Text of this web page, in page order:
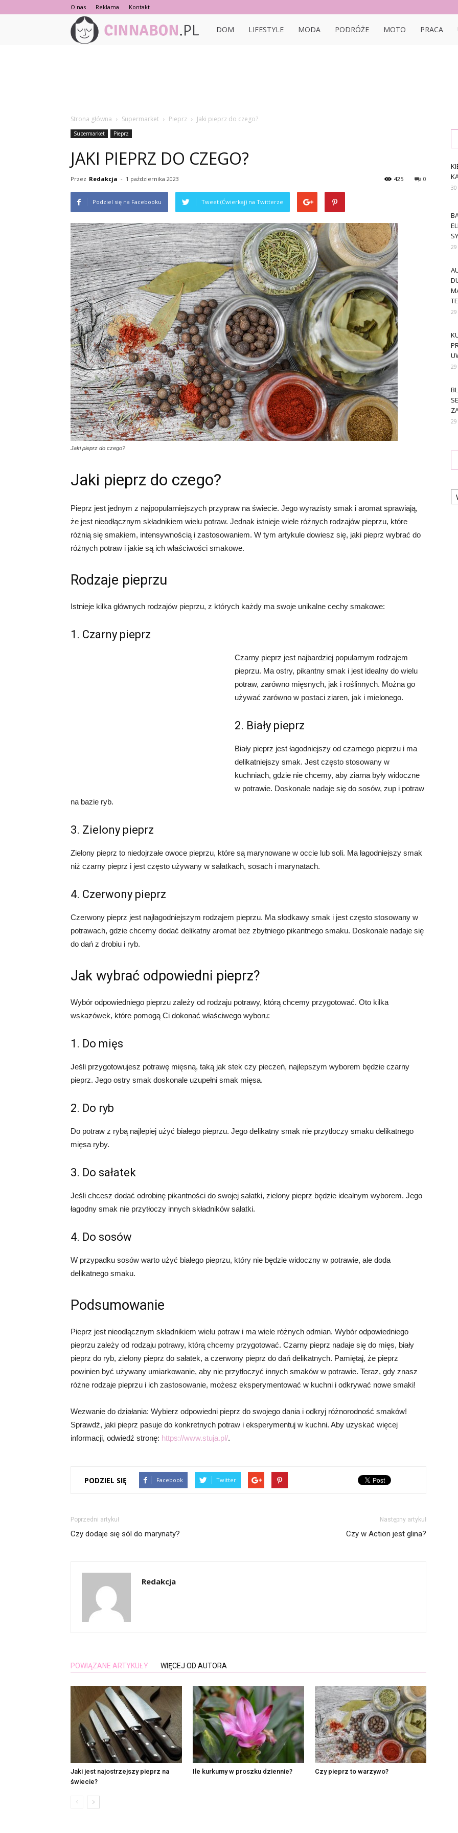
O nas Reklama Kontakt
Cinnabon.pl
DOM LIFESTYLE MODA PODRÓŻE MOTO PRACA
Strona główna Supermarket Pieprz Jaki pieprz do czego?
Supermarket Pieprz
JAKI PIEPRZ DO CZEGO?
Przez Redakcja - 1 października 2023 0
425
Podziel się na Facebooku Tweet (Ćwierkaj) na Twitterze
Jaki pieprz do czego?
Jaki pieprz do czego?
Pieprz jest jednym z najpopularniejszych przypraw na świecie. Jego wyrazisty smak i aromat sprawiają,
że jest nieodłącznym składnikiem wielu potraw. Jednak istnieje wiele różnych rodzajów pieprzu, które
różnią się smakiem, intensywnością i zastosowaniem. W tym artykule dowiesz się, jaki pieprz wybrać do
różnych potraw i jakie są ich właściwości smakowe.
Rodzaje pieprzu
Istnieje kilka głównych rodzajów pieprzu, z których każdy ma swoje unikalne cechy smakowe:
1. Czarny pieprz
Czarny pieprz jest najbardziej popularnym rodzajem
pieprzu. Ma ostry, pikantny smak i jest idealny do wielu
potraw, zarówno mięsnych, jak i roślinnych. Można go
używać zarówno w postaci ziaren, jak i mielonego.
2. Biały pieprz
Biały pieprz jest łagodniejszy od czarnego pieprzu i ma
delikatniejszy smak. Jest często stosowany w
kuchniach, gdzie nie chcemy, aby ziarna były widoczne
w potrawie. Doskonale nadaje się do sosów, zup i potraw
na bazie ryb.
3. Zielony pieprz
Zielony pieprz to niedojrzałe owoce pieprzu, które są marynowane w occie lub soli. Ma łagodniejszy smak
niż czarny pieprz i jest często używany w sałatkach, sosach i marynatach.
4. Czerwony pieprz
Czerwony pieprz jest najłagodniejszym rodzajem pieprzu. Ma słodkawy smak i jest często stosowany w
potrawach, gdzie chcemy dodać delikatny aromat bez zbytniego pikantnego smaku. Doskonale nadaje się
do dań z drobiu i ryb.
Jak wybrać odpowiedni pieprz?
Wybór odpowiedniego pieprzu zależy od rodzaju potrawy, którą chcemy przygotować. Oto kilka
wskazówek, które pomogą Ci dokonać właściwego wyboru:
1. Do mięs
Jeśli przygotowujesz potrawę mięsną, taką jak stek czy pieczeń, najlepszym wyborem będzie czarny
pieprz. Jego ostry smak doskonale uzupełni smak mięsa.
2. Do ryb
Do potraw z rybą najlepiej użyć białego pieprzu. Jego delikatny smak nie przytłoczy smaku delikatnego
mięsa ryby.
3. Do sałatek
Jeśli chcesz dodać odrobinę pikantności do swojej sałatki, zielony pieprz będzie idealnym wyborem. Jego
łagodny smak nie przytłoczy innych składników sałatki.
4. Do sosów
W przypadku sosów warto użyć białego pieprzu, który nie będzie widoczny w potrawie, ale doda
delikatnego smaku.
Podsumowanie
Pieprz jest nieodłącznym składnikiem wielu potraw i ma wiele różnych odmian. Wybór odpowiedniego
pieprzu zależy od rodzaju potrawy, którą chcemy przygotować. Czarny pieprz nadaje się do mięs, biały
pieprz do ryb, zielony pieprz do sałatek, a czerwony pieprz do dań delikatnych. Pamiętaj, że pieprz
powinien być używany umiarkowanie, aby nie przytłoczyć innych smaków w potrawie. Teraz, gdy znasz
różne rodzaje pieprzu i ich zastosowanie, możesz eksperymentować w kuchni i odkrywać nowe smaki!
Wezwanie do działania: Wybierz odpowiedni pieprz do swojego dania i odkryj różnorodność smaków!
Sprawdź, jaki pieprz pasuje do konkretnych potraw i eksperymentuj w kuchni. Aby uzyskać więcej
informacji, odwiedź stronę: https://www.stuja.pl/.
PODZIEL SIĘ Facebook Twitter
Poprzedni artykuł
Czy dodaje się sól do marynaty?
Następny artykuł
Czy w Action jest glina?
Redakcja
POWIĄZANE ARTYKUŁY WIĘCEJ OD AUTORA
Jaki jest najostrzejszy pieprz na
świecie?
Ile kurkumy w proszku dziennie? Czy pieprz to warzywo?